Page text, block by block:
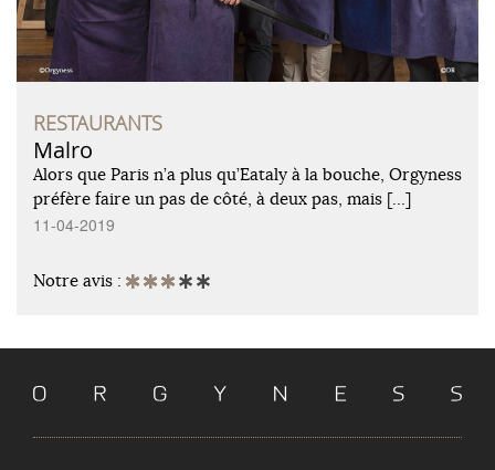
RESTAURANTS
Malro
Alors que Paris n’a plus qu’Eataly à la bouche, Orgyness
préfère faire un pas de côté, à deux pas, mais […]
11-04-2019
Notre avis :